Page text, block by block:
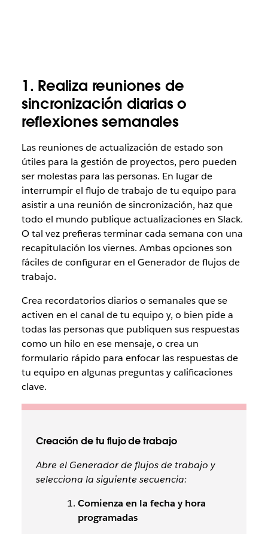
1. Realiza reuniones de
sincronización diarias o
reflexiones semanales
Las reuniones de actualización de estado son
útiles para la gestión de proyectos, pero pueden
ser molestas para las personas. En lugar de
interrumpir el flujo de trabajo de tu equipo para
asistir a una reunión de sincronización, haz que
todo el mundo publique actualizaciones en Slack.
O tal vez prefieras terminar cada semana con una
recapitulación los viernes. Ambas opciones son
fáciles de configurar en el Generador de flujos de
trabajo.
Crea recordatorios diarios o semanales que se
activen en el canal de tu equipo y, o bien pide a
todas las personas que publiquen sus respuestas
como un hilo en ese mensaje, o crea un
formulario rápido para enfocar las respuestas de
tu equipo en algunas preguntas y calificaciones
clave.
Creación de tu flujo de trabajo
Abre el Generador de flujos de trabajo y
selecciona la siguiente secuencia:
Comienza en la fecha y hora
programadas